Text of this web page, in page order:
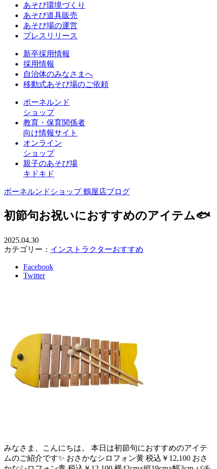
あそび環境づくり
あそび道具販売
あそび場の運営
プレスリリース
新卒採用情報
採用情報
自治体のみなさまへ
移動式あそび場のご依頼
ボーネルンド
ショップ
教育・保育関係者
向け情報サイト
オンライン
ショップ
親子のあそび場
キドキド
ボーネルンドショップ 鶴屋店ブログ
初節句お祝いにおすすめのアイテム🐟
2025.04.30
カテゴリー： インストラクターおすすめ
Facebook
Twitter
みなさま、こんにちは。 本日は初節句におすすめのアイテ
ムのご紹介です✨ おさかなシロフォン黄 税込￥12,100 おさ